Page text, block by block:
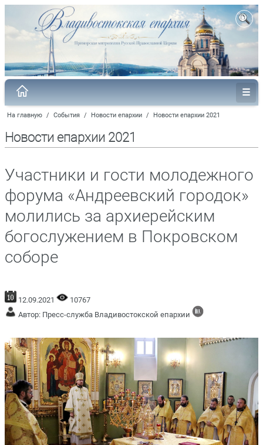
На главную / События / Новости епархии / Новости епархии 2021
Новости епархии 2021
Участники и гости молодежного
форума «Андреевский городок»
молились за архиерейским
богослужением в Покровском
соборе
12.09.2021
10767
Автор: Пресс-служба Владивостокской епархии